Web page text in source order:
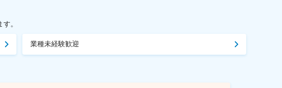
。
業種未経験歓迎